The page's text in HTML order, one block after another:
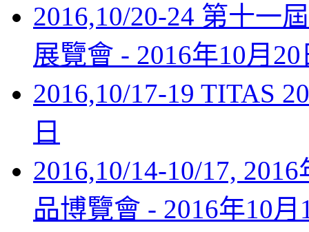
2016,10/20-24 第十一
展覽會 - 2016年10月20
2016,10/17-19 TITAS
日
2016,10/14-10/17,
品博覽會 - 2016年10月